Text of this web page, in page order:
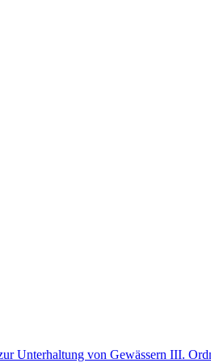
Unterhaltung von Gewässern III.